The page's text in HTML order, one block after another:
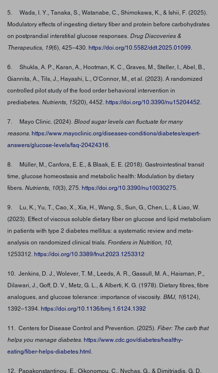
5. Wada, I. Y., Tanaka, S., Watanabe, C., Shimokawa, K., & Ishii, F. (2025).
Modulatory effects of ingesting dietary fiber and protein before carbohydrates
on postprandial interstitial glucose responses. Drug Discoveries &
Therapeutics, 19(6), 425–430. https://doi.org/10.5582/ddt.2025.01099.
6. Shukla, A. P., Karan, A., Hootman, K. C., Graves, M., Steller, I., Abel, B.,
Giannita, A., Tils, J., Hayashi, L., O’Connor, M., et al. (2023). A randomized
controlled pilot study of the food order behavioral intervention in
prediabetes. Nutrients, 15(20), 4452. https://doi.org/10.3390/nu15204452.
7. Mayo Clinic. (2024). Blood sugar levels can fluctuate for many
reasons. https://www.mayoclinic.org/diseases-conditions/diabetes/expert-
answers/glucose-levels/faq-20424316.
8. Müller, M., Canfora, E. E., & Blaak, E. E. (2018). Gastrointestinal transit
time, glucose homeostasis and metabolic health: Modulation by dietary
fibers. Nutrients, 10(3), 275. https://doi.org/10.3390/nu10030275.
9. Lu, K., Yu, T., Cao, X., Xia, H., Wang, S., Sun, G., Chen, L., & Liao, W.
(2023). Effect of viscous soluble dietary fiber on glucose and lipid metabolism
in patients with type 2 diabetes mellitus: a systematic review and meta-
analysis on randomized clinical trials. Frontiers in Nutrition, 10,
1253312. https://doi.org/10.3389/fnut.2023.1253312
10. Jenkins, D. J., Wolever, T. M., Leeds, A. R., Gassull, M. A., Haisman, P.,
Dilawari, J., Goff, D. V., Metz, G. L., & Alberti, K. G. (1978). Dietary fibres, fibre
analogues, and glucose tolerance: importance of viscosity. BMJ, 1(6124),
1392–1394. https://doi.org/10.1136/bmj.1.6124.1392
11. Centers for Disease Control and Prevention. (2025). Fiber: The carb that
helps you manage diabetes. https://www.cdc.gov/diabetes/healthy-
eating/fiber-helps-diabetes.html .
12. Papakonstantinou, E., Oikonomou, C., Nychas, G., & Dimitriadis, G. D.